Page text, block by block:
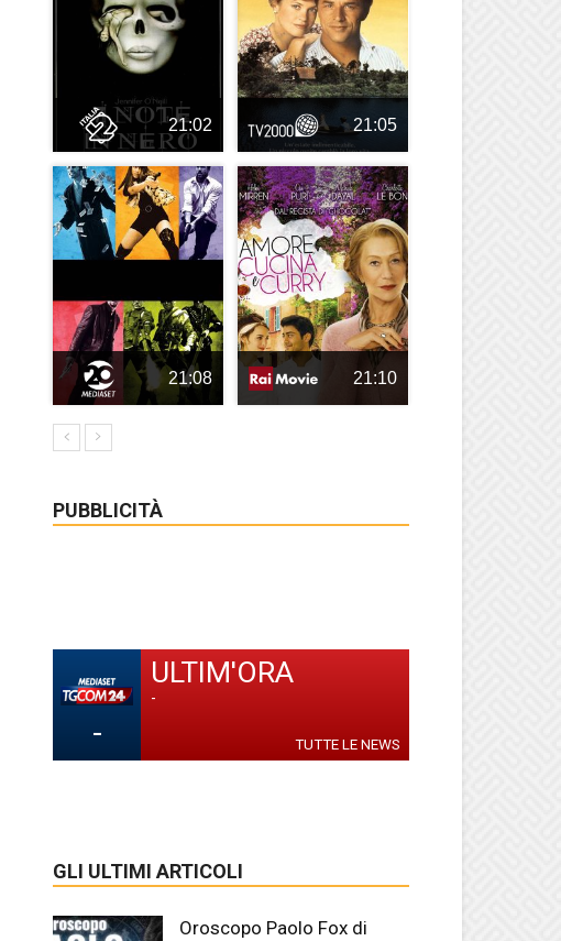
21:02 21:05
21:08 21:10
PUBBLICITÀ
-
ULTIM'ORA
-
TUTTE LE NEWS
GLI ULTIMI ARTICOLI
Oroscopo Paolo Fox di